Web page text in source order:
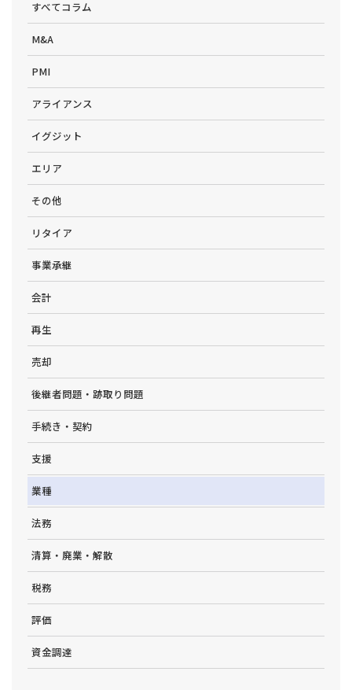
すべてコラム
M&A
PMI
アライアンス
イグジット
エリア
その他
リタイア
事業承継
会計
再生
売却
後継者問題・跡取り問題
手続き・契約
支援
業種
法務
清算・廃業・解散
税務
評価
資金調達